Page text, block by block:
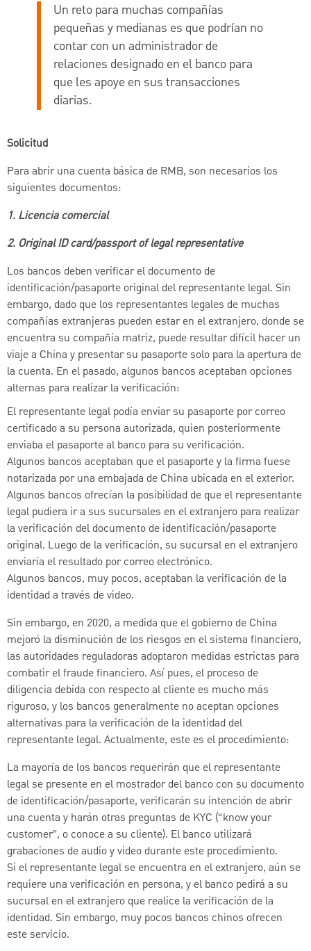
Un reto para muchas compañías
pequeñas y medianas es que podrían no
contar con un administrador de
relaciones designado en el banco para
que les apoye en sus transacciones
diarias.
Solicitud
Para abrir una cuenta básica de RMB, son necesarios los
siguientes documentos:
1. Licencia comercial
2. Original ID card/passport of legal representative
Los bancos deben verificar el documento de
identificación/pasaporte original del representante legal. Sin
embargo, dado que los representantes legales de muchas
compañías extranjeras pueden estar en el extranjero, donde se
encuentra su compañía matriz, puede resultar difícil hacer un
viaje a China y presentar su pasaporte solo para la apertura de
la cuenta. En el pasado, algunos bancos aceptaban opciones
alternas para realizar la verificación:
El representante legal podía enviar su pasaporte por correo
certificado a su persona autorizada, quien posteriormente
enviaba el pasaporte al banco para su verificación.
Algunos bancos aceptaban que el pasaporte y la firma fuese
notarizada por una embajada de China ubicada en el exterior.
Algunos bancos ofrecían la posibilidad de que el representante
legal pudiera ir a sus sucursales en el extranjero para realizar
la verificación del documento de identificación/pasaporte
original. Luego de la verificación, su sucursal en el extranjero
enviaría el resultado por correo electrónico.
Algunos bancos, muy pocos, aceptaban la verificación de la
identidad a través de video.
Sin embargo, en 2020, a medida que el gobierno de China
mejoró la disminución de los riesgos en el sistema financiero,
las autoridades reguladoras adoptaron medidas estrictas para
combatir el fraude financiero. Así pues, el proceso de
diligencia debida con respecto al cliente es mucho más
riguroso, y los bancos generalmente no aceptan opciones
alternativas para la verificación de la identidad del
representante legal. Actualmente, este es el procedimiento:
La mayoría de los bancos requerirán que el representante
legal se presente en el mostrador del banco con su documento
de identificación/pasaporte, verificarán su intención de abrir
una cuenta y harán otras preguntas de KYC (“know your
customer”, o conoce a su cliente). El banco utilizará
grabaciones de audio y video durante este procedimiento.
Si el representante legal se encuentra en el extranjero, aún se
requiere una verificación en persona, y el banco pedirá a su
sucursal en el extranjero que realice la verificación de la
identidad. Sin embargo, muy pocos bancos chinos ofrecen
este servicio.